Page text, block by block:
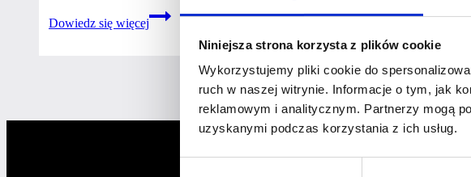
Niniejsza strona korzysta z plików cookie
Wykorzystujemy pliki cookie do
ruch w naszej witrynie. Informacje o tym, jak
reklamowym i analitycznym. Partnerzy mogą
uzyskanymi podczas korzystania z ich usług.
Dowiedz się więcej
Gosia